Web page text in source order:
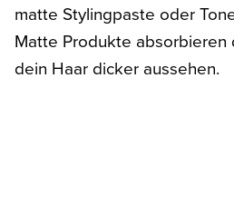
matte Stylingpaste oder
Matte Produkte absorbieren
dein Haar dicker aussehen.